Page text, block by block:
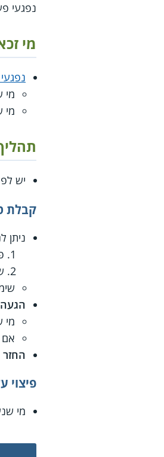
נפגעי
מי
מי שהוכרו
מי שהוכרו
יש
קבלת
ניתן לנצל את 28 ימי
הגעה
מי
אם
פיצוי
מי